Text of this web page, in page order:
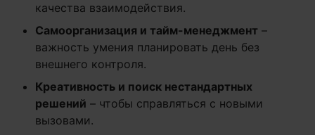
качества взаимодействия.
Самоорганизация и тайм-менеджмент –
важность умения планировать день без
внешнего контроля.
Креативность и поиск нестандартных
решений – чтобы справляться с новыми
вызовами.